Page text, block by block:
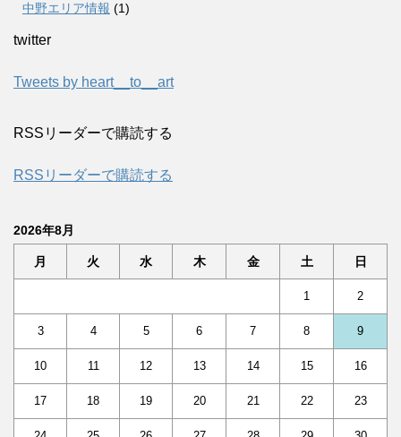
中野エリア情報 (1)
twitter
Tweets by heart__to__art
RSSリーダーで購読する
RSSリーダーで購読する
2026年8月
月 火 水 木 金 土 日
1 2
3 4 5 6 7 8 9
10 11 12 13 14 15 16
17 18 19 20 21 22 23